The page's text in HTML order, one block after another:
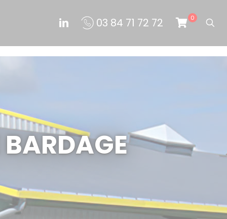
03 84 71 72 72 0
BARDAGE